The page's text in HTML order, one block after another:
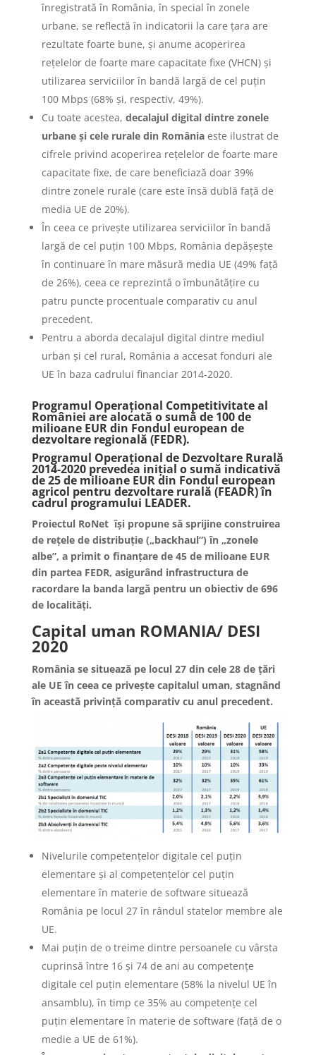
înregistrată în România, în special în zonele
urbane, se reflectă în indicatorii la care țara are
rezultate foarte bune, și anume acoperirea
rețelelor de foarte mare capacitate fixe (VHCN) și
utilizarea serviciilor în bandă largă de cel puțin
100 Mbps (68% și, respectiv, 49%).
Cu toate acestea, decalajul digital dintre zonele
urbane și cele rurale din Româniaeste ilustrat de
cifrele privind acoperirea rețelelor de foarte mare
capacitate fixe, de care beneficiază doar 39%
dintre zonele rurale (care este însă dublă față de
media UE de 20%).
În ceea ce privește utilizarea serviciilor în bandă
largă de cel puțin 100 Mbps, România depășește
în continuare în mare măsură media UE (49% față
de 26%), ceea ce reprezintă o îmbunătățire cu
patru puncte procentuale comparativ cu anul
precedent.
Pentru a aborda decalajul digital dintre mediul
urban și cel rural, România a accesat fonduri ale
UE în baza cadrului financiar 2014-2020.
Programul Operațional Competitivitate al
României are alocată o sumă de 100 de
milioane EUR din Fondul european de
dezvoltare regională (FEDR).
Programul Operațional de Dezvoltare Rurală
2014-2020 prevedea inițial o sumă indicativă
de 25 de milioane EUR din Fondul european
agricol pentru dezvoltare rurală (FEADR) în
cadrul programului LEADER.
Proiectul RoNet își propune să sprijine construirea
de rețele de distribuție („backhaul”) în „zonele
albe”, a primit o finanțare de 45 de milioane EUR
din partea FEDR, asigurând infrastructura de
racordare la banda largă pentru un obiectiv de 696
de localități.
Capital uman ROMANIA/ DESI
2020
România se situează pe locul 27 din cele 28 de țări
ale UE în ceea ce privește capitalul uman, stagnând
în această privință comparativ cu anul precedent.
Nivelurile competențelor digitale cel puțin
elementare și al competențelor cel puțin
elementare în materie de software situează
România pe locul 27 în rândul statelor membre ale
UE.
Mai puțin de o treime dintre persoanele cu vârsta
cuprinsă între 16 și 74 de ani au competențe
digitale cel puțin elementare (58% la nivelul UE în
ansamblu), în timp ce 35% au competențe cel
puțin elementare în materie de software (față de o
medie a UE de 61%).